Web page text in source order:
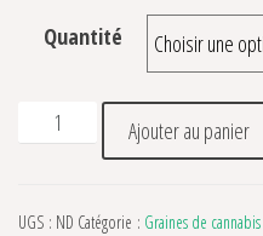
Quantité
quantité de Killer Haze A5
Ajouter au panier
UGS : ND Catégorie : Graines de